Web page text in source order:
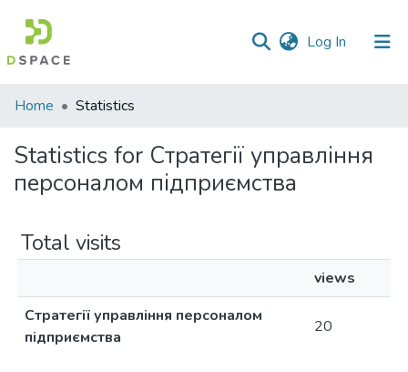
Log In (current)
Communities
Collections
All of DSpace
Home Statistics
Statistics for Стратегії управління
персоналом підприємства
Total visits
views
Стратегії управління персоналом
підприємства
20